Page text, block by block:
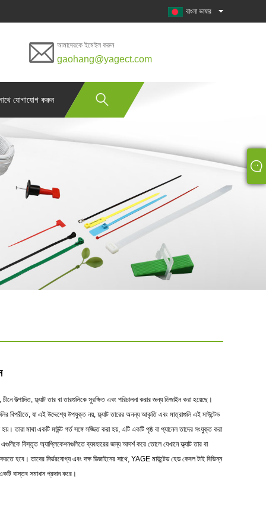
বাংলা ভাষার
আমাদেরকে ইমেইল করুন
gaohang@yagect.com
যোগাযোগ করুন
উত্পাদিত, ফ্ল্যাট তার বা তারগুলিকে সুরক্ষিত এবং পরিচালনা করার জন্য ডিজাইন করা হয়েছে।
বিপরীতে, যা এই উদ্দেশ্যে উপযুক্ত নয়, ফ্ল্যাট তারের অনন্য আকৃতি এবং মাত্রাগুলি এই মাউন্টেড
তারা মাথা একটি মাউন্ট গর্ত সঙ্গে সজ্জিত করা হয়, এটি একটি পৃষ্ঠ বা প্যানেল তাদের সংযুক্ত করা
বিস্তৃত অ্যাপ্লিকেশনগুলিতে ব্যবহারের জন্য আদর্শ করে তোলে যেখানে ফ্ল্যাট তার বা
হবে। তাদের নির্ভরযোগ্য এবং দক্ষ ডিজাইনের সাথে, YAGE মাউন্টেড হেড কেবল টাই বিভিন্ন
একটি বাস্তব সমাধান প্রদান করে।